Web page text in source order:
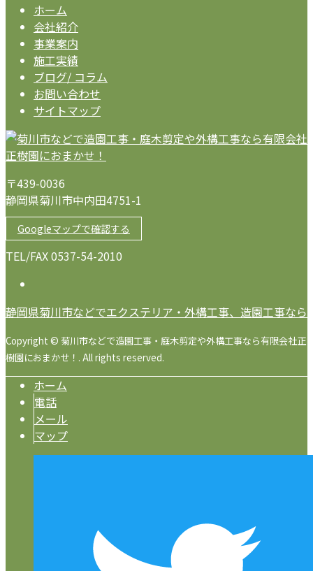
ホーム
会社紹介
事業案内
施工実績
ブログ/ コラム
お問い合わせ
サイトマップ
〒439-0036
静岡県菊川市中内田4751-1
Googleマップで確認する
TEL/FAX 0537-54-2010
静岡県菊川市などでエクステリア・外構工事、造園工事な
Copyright © 菊川市などで造園工事・庭木剪定や外構工事なら有限会社正
樹園におまかせ！. All rights reserved.
ホーム
電話
メール
マップ